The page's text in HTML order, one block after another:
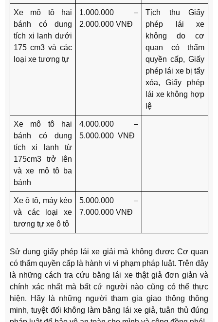
Xe mô tô hai
bánh có dung
tích xi lanh dưới
175 cm3 và các
loại xe tương tự
1.000.000 –
2.000.000 VNĐ
Tịch thu Giấy
phép lái xe
không do cơ
quan có thẩm
quyền cấp, Giấy
phép lái xe bị tẩy
xóa, Giấy phép
lái xe không hợp
lệ
Xe mô tô hai
bánh có dung
tích xi lanh từ
175cm3 trở lên
và xe mô tô ba
bánh
4.000.000 –
5.000.000 VNĐ
Xe ô tô, máy kéo
và các loại xe
tương tự xe ô tô
5.000.000 –
7.000.000 VNĐ
Sử dụng giấy phép lái xe giải mà không được Cơ quan
có thẩm quyền cấp là hành vi vi phạm pháp luật. Trên đây
là những cách tra cứu bằng lái xe thật giả đơn giản và
chính xác nhất mà bất cứ người nào cũng có thể thực
hiện. Hãy là những người tham gia giao thông thông
minh, tuyệt đối không làm bằng lái xe giả, tuân thủ đúng